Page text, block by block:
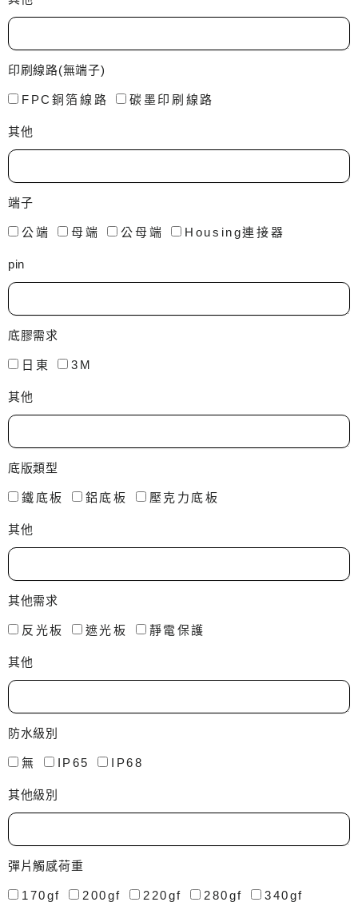
印刷線路(無端子)
FPC銅箔線路 碳墨印刷線路
其他
端子
公端 母端 公母端 Housing連接器
pin
底膠需求
日東 3M
其他
底版類型
鐵底板 鋁底板 壓克力底板
其他
其他需求
反光板 遮光板 靜電保護
其他
防水級別
無 IP65 IP68
其他級別
彈片觸感荷重
170gf 200gf 220gf 280gf
340gf